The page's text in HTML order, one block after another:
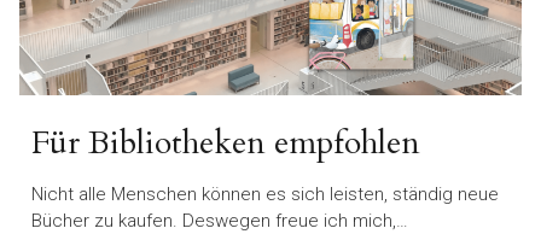
Für Bibliotheken empfohlen
Nicht alle Menschen können es sich leisten, ständig neue
Bücher zu kaufen. Deswegen freue ich mich,…